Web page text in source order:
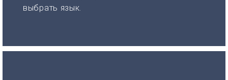
выбрать язык.